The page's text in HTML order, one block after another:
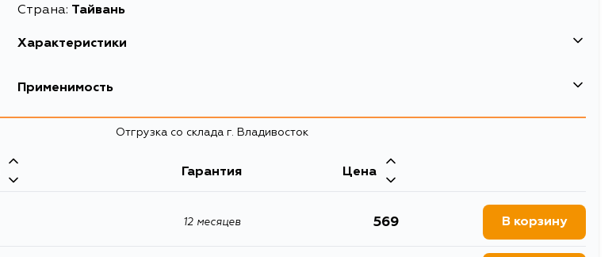
Страна: Тайвань
Характеристики
Описание
Расширенное описание
SZ/NZ/E/S/AZ/TR/CD/ZZ/KD/VD/ND
датчики температуры охлаждающей жидкости
Применимость
Отгрузка со склада г. Владивосток
Гарантия Цена
12 месяцев 569 В корзину